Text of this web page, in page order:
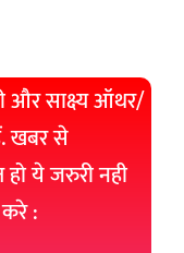
और साक्ष्य ऑथर/
खबर से
हो ये जरुरी नही
: